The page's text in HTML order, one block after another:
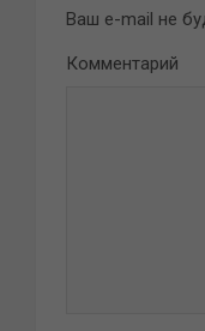
Ваш e-mail не
Комментарий